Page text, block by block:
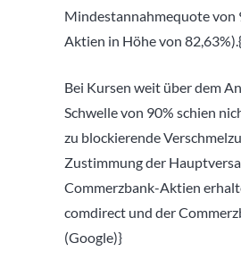
Mindestannahmequote von
Aktien in Höhe von
Bei Kursen weit über dem
Schwelle von 90% schien
zu blockierende
Zustimmung der
Commerzbank-Aktien
comdirect und der
(Google)}